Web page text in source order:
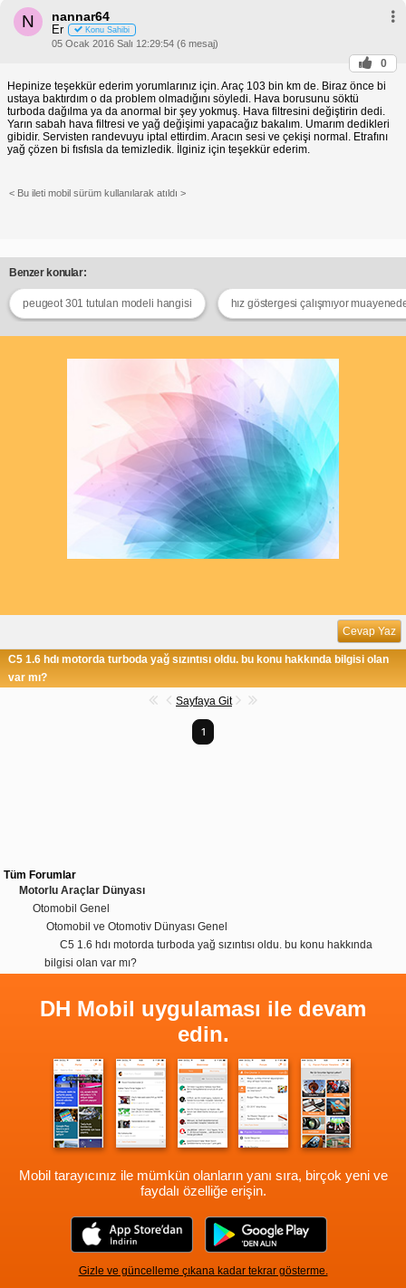
N nannar64
Er Konu Sahibi
05 Ocak 2016 Salı 12:29:54 (6 mesaj)
0
Hepinize teşekkür ederim yorumlarınız için. Araç 103 bin km de. Biraz önce bi
ustaya baktırdım o da problem olmadığını söyledi. Hava borusunu söktü
turboda dağılma ya da anormal bir şey yokmuş. Hava filtresini değiştirin dedi.
Yarın sabah hava filtresi ve yağ değişimi yapacağız bakalım. Umarım dedikleri
gibidir. Servisten randevuyu iptal ettirdim. Aracın sesi ve çekişi normal. Etrafını
yağ çözen bi fısfısla da temizledik. İlginiz için teşekkür ederim.
< Bu ileti mobil sürüm kullanılarak atıldı >
Benzer konular:
peugeot 301 tutulan modeli hangisi hız göstergesi çalışmıyor
Cevap Yaz
C5 1.6 hdı motorda turboda yağ sızıntısı oldu. bu konu hakkında bilgisi olan
var mı?
Sayfaya Git
1
Tüm Forumlar
Motorlu Araçlar Dünyası
Otomobil Genel
Otomobil ve Otomotiv Dünyası Genel
C5 1.6 hdı motorda turboda yağ sızıntısı oldu. bu konu hakkında
bilgisi olan var mı?
DH Mobil uygulaması ile devam
edin.
Mobil tarayıcınız ile mümkün olanların yanı sıra, birçok yeni ve
faydalı özelliğe erişin.
Gizle ve güncelleme çıkana kadar tekrar gösterme.